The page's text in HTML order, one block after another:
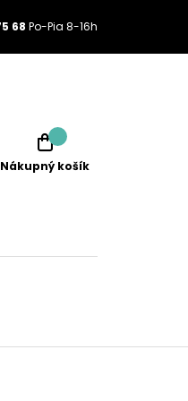
68 Po-Pia 8-16h
Nákupný košík